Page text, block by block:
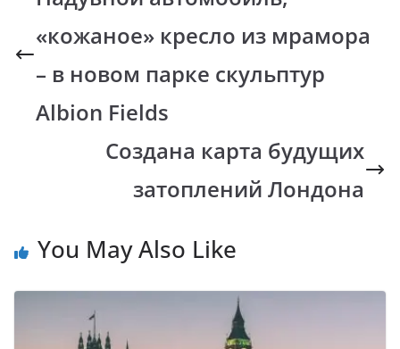
o
o
k
A
p
p
Li
n
k
a
m
«кожаное» кресло из мрамора
– в новом парке скульптур
Albion Fields
Создана карта будущих
затоплений Лондона
You May Also Like